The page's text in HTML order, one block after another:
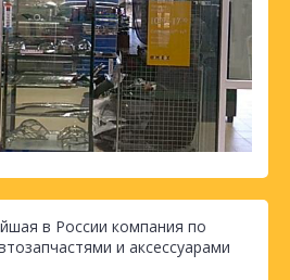
в России компания по
и аксессуарами